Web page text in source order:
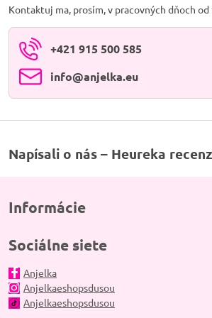
Kontaktuj ma, prosím, v pracovných dňoch od
+421 915 500 585
info​@anjelka​.eu
Napísali o nás – Heureka
Informácie
Sociálne siete
Anjelka
Anjelkaeshopsdusou
Anjelkaeshopsdusou